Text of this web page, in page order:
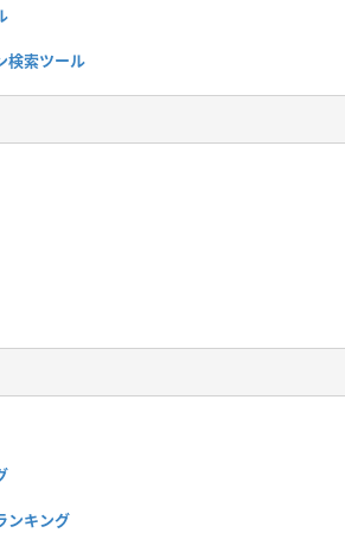
検索ツール
ンキング